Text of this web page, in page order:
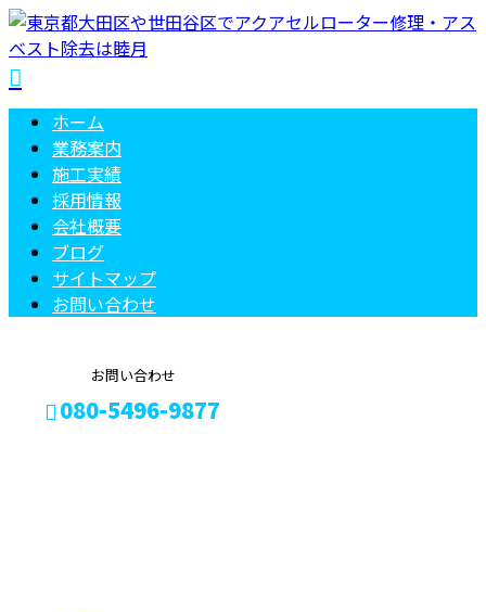
ホーム
業務案内
施工実績
採用情報
会社概要
ブログ
サイトマップ
お問い合わせ
お問い合わせ
080-5496-9877